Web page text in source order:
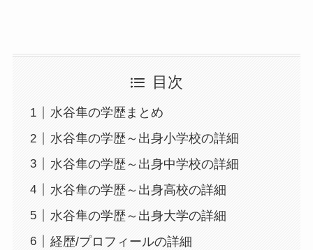
目次
水谷隼の学歴まとめ
水谷隼の学歴～出身小学校の詳細
水谷隼の学歴～出身中学校の詳細
水谷隼の学歴～出身高校の詳細
水谷隼の学歴～出身大学の詳細
経歴/プロフィールの詳細